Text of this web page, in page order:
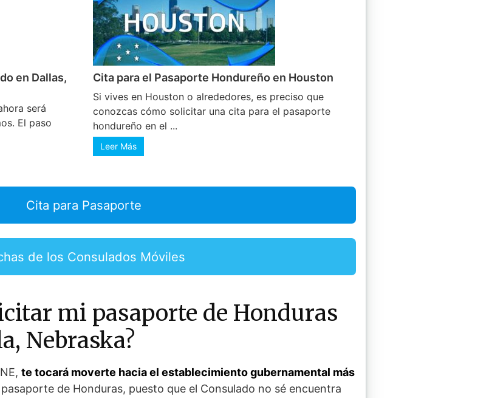
en Dallas,
será
El paso
Cita para el Pasaporte Hondureño en Houston
Si vives en Houston o alrededores, es preciso que
conozcas cómo solicitar una cita para el pasaporte
hondureño en el ...
Leer Más
Cita para Pasaporte
de los Consulados Móviles
mi pasaporte de Honduras
Nebraska?
te tocará moverte hacia el establecimiento gubernamental más
de Honduras, puesto que el Consulado no sé encuentra